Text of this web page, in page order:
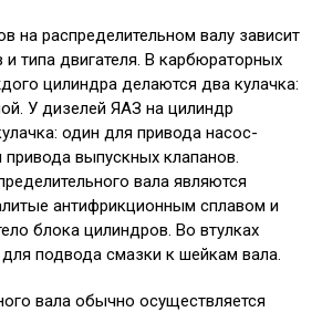
на распределительном валу зависит
типа двигателя. В карбюраторных
цилиндра делаются два кулачка:
У дизелей ЯАЗ на цилиндр
один для привода насос-
выпускных клапанов.
вала являются
антифрикционным сплавом и
блока цилиндров. Во втулках
подвода смазки к шейкам вала.
вала обычно осуществляется